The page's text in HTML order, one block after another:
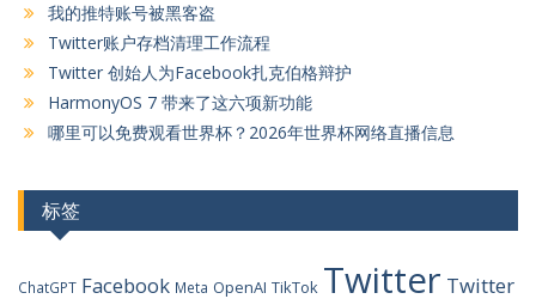
我的推特账号被黑客盗
Twitter账户存档清理工作流程
Twitter 创始人为Facebook扎克伯格辩护
HarmonyOS 7 带来了这六项新功能
哪里可以免费观看世界杯？2026年世界杯网络直播信息
标签
ChatGPT Facebook Meta OpenAI TikTok Twitter Twitter